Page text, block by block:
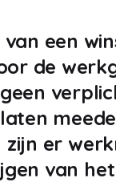
een
de
zijn er
van